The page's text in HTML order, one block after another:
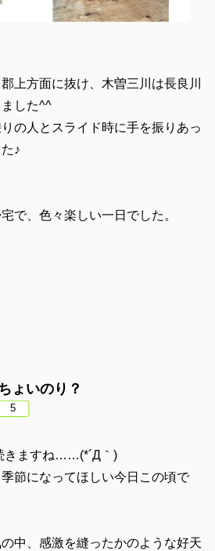
上方面に抜け、木曽三川は長良川
した^^
の人とスライド時に手を振りあっ
♪
で、色々楽しい一日でした。
ょいのり？
5
きますね……(*´Д｀)
節になってほしい今日この頃で
中、感激を縫ったかのような好天